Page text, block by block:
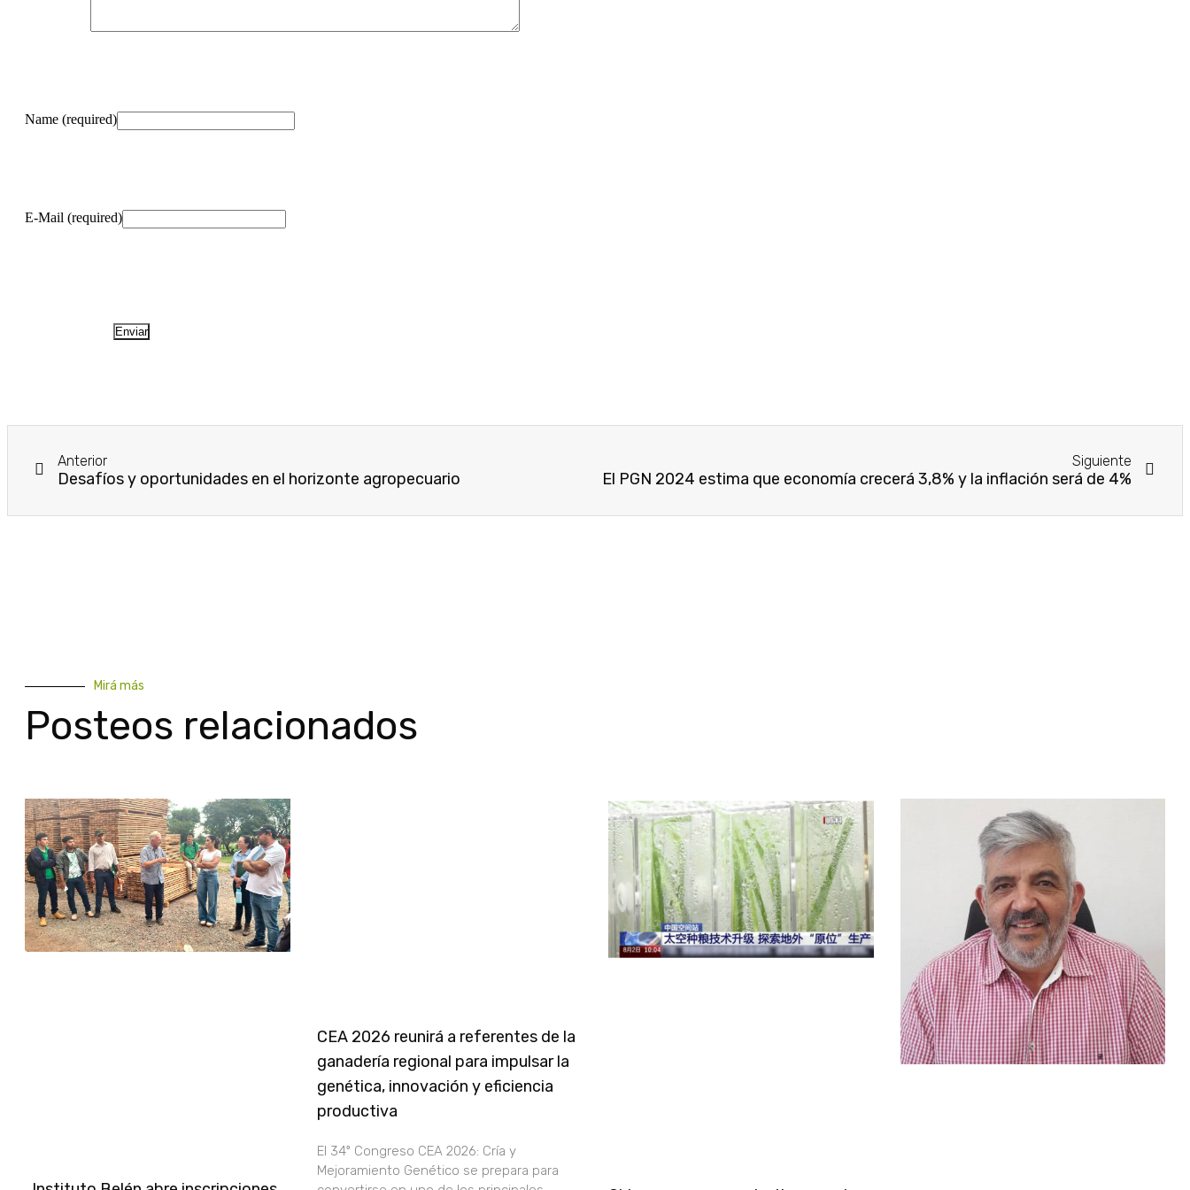
Name (required)
E-Mail (required)
Anterior
Desafíos y oportunidades en el horizonte agropecuario
Siguiente
El PGN 2024 estima que economía crecerá 3,8% y la inflación será de 4%
Mirá más
Posteos relacionados
CEA 2026 reunirá a referentes de la
ganadería regional para impulsar la
genética, innovación y eficiencia
productiva
El 34º Congreso CEA 2026: Cría y
Mejoramiento Genético se prepara para